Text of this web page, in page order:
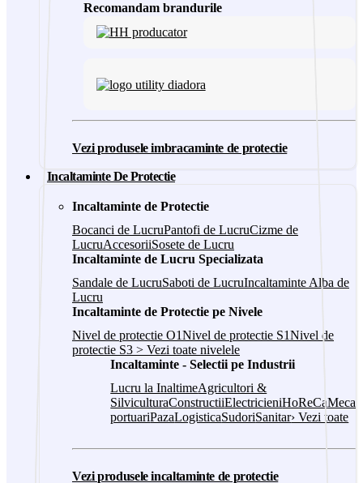
Recomandam brandurile
Vezi produsele imbracaminte de protectie
Incaltaminte De Protectie
Incaltaminte de Protectie
Bocanci de LucruPantofi de LucruCizme de
LucruAccesoriiSosete de Lucru
Incaltaminte de Lucru Specializata
Sandale de LucruSaboti de LucruIncaltaminte Alba de
Lucru
Incaltaminte de Protectie pe Nivele
Nivel de protectie O1Nivel de protectie S1Nivel de
protectie S3 > Vezi toate nivelele
Incaltaminte - Selectii pe Industrii
Lucru la InaltimeAgricultori &
SilviculturaConstructiiElectricieniHoReCa
portuariPazaLogisticaSudoriSanitar› Vezi toate
Vezi produsele incaltaminte de protectie